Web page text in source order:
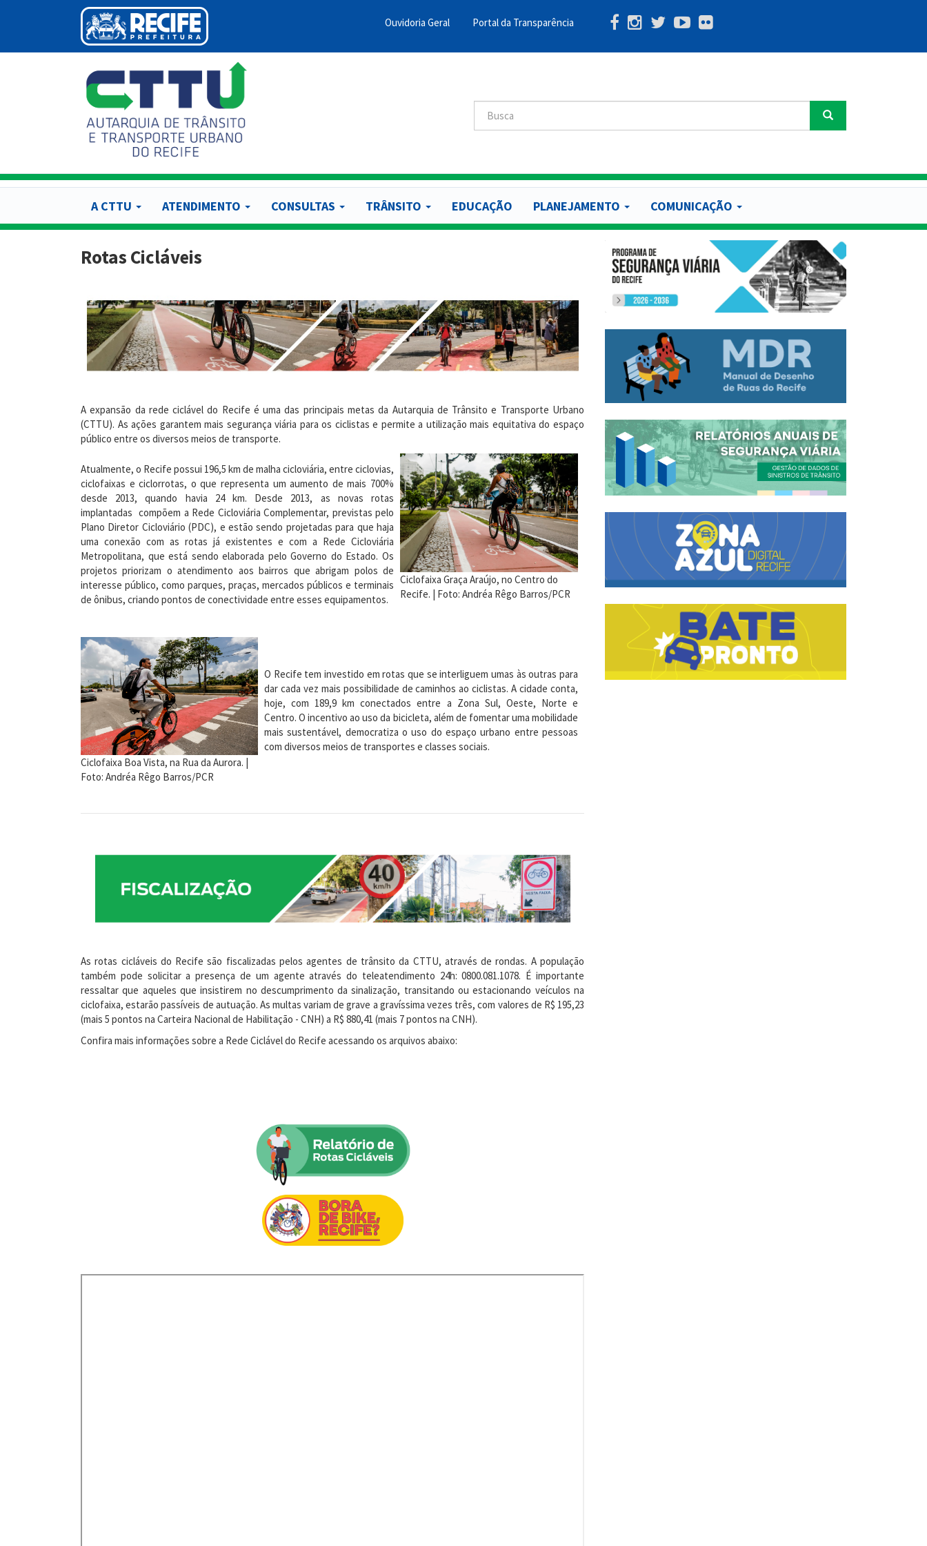
conteúdo
Menu
Barra
Ouvidoria Geral Portal da Transparência
Buscar Buscar
A CTTU ATENDIMENTO CONSULTAS TRÂNSITO EDUCAÇÃO PLANEJAMENTO COMUNICAÇÃO
Rotas Cicláveis
A expansão da rede ciclável do Recife é uma das principais metas da Autarquia de Trânsito e Transporte Urbano
(CTTU). As ações garantem mais segurança viária para os ciclistas e permite a utilização mais equitativa do espaço
público entre os diversos meios de transporte.
Atualmente, o Recife possui 196,5 km de malha cicloviária, entre ciclovias,
ciclofaixas e ciclorrotas, o que representa um aumento de mais 700%
desde 2013, quando havia 24 km. Desde 2013, as novas rotas
implantadas compõem a Rede Cicloviária Complementar, previstas pelo
Plano Diretor Cicloviário (PDC), e estão sendo projetadas para que haja
uma conexão com as rotas já existentes e com a Rede Cicloviária
Metropolitana, que está sendo elaborada pelo Governo do Estado. Os
projetos priorizam o atendimento aos bairros que abrigam polos de
interesse público, como parques, praças, mercados públicos e terminais
de ônibus, criando pontos de conectividade entre esses equipamentos.
Ciclofaixa Graça Araújo, no Centro do
Recife. | Foto: Andréa Rêgo Barros/PCR
Ciclofaixa Boa Vista, na Rua da Aurora. |
Foto: Andréa Rêgo Barros/PCR
O Recife tem investido em rotas que se interliguem umas às outras para
dar cada vez mais possibilidade de caminhos ao ciclistas. A cidade conta,
hoje, com 189,9 km conectados entre a Zona Sul, Oeste, Norte e
Centro. O incentivo ao uso da bicicleta, além de fomentar uma mobilidade
mais sustentável, democratiza o uso do espaço urbano entre pessoas
com diversos meios de transportes e classes sociais.
As rotas cicláveis do Recife são fiscalizadas pelos agentes de trânsito da CTTU, através de rondas. A população
também pode solicitar a presença de um agente através do teleatendimento 24h: 0800.081.1078. É importante
ressaltar que aqueles que insistirem no descumprimento da sinalização, transitando ou estacionando veículos na
ciclofaixa, estarão passíveis de autuação. As multas variam de grave a gravíssima vezes três, com valores de R$ 195,23
(mais 5 pontos na Carteira Nacional de Habilitação - CNH) a R$ 880,41 (mais 7 pontos na CNH).
Confira mais informações sobre a Rede Ciclável do Recife acessando os arquivos abaixo: